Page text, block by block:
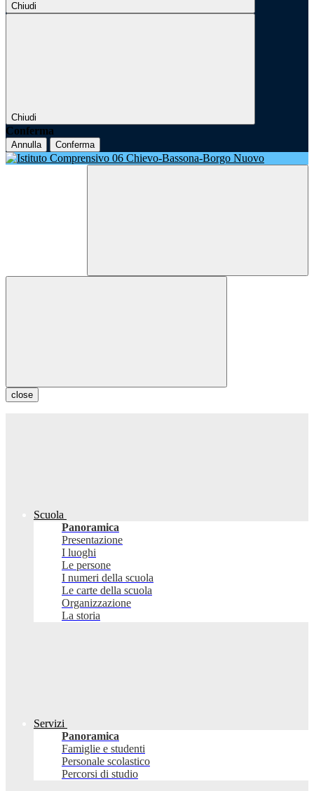
Chiudi
Chiudi
Conferma
Annulla Conferma
close
Scuola
Panoramica
Presentazione
I luoghi
Le persone
I numeri della scuola
Le carte della scuola
Organizzazione
La storia
Servizi
Panoramica
Famiglie e studenti
Personale scolastico
Percorsi di studio